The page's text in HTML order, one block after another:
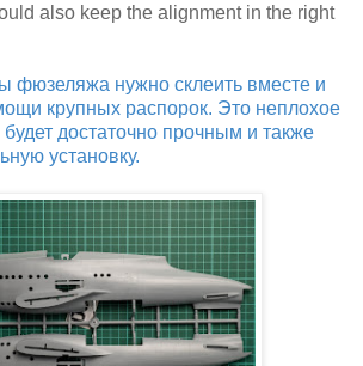
also keep the alignment in the right
фюзеляжа нужно склеить вместе и
крупных распорок. Это неплохое
достаточно прочным и также
установку.